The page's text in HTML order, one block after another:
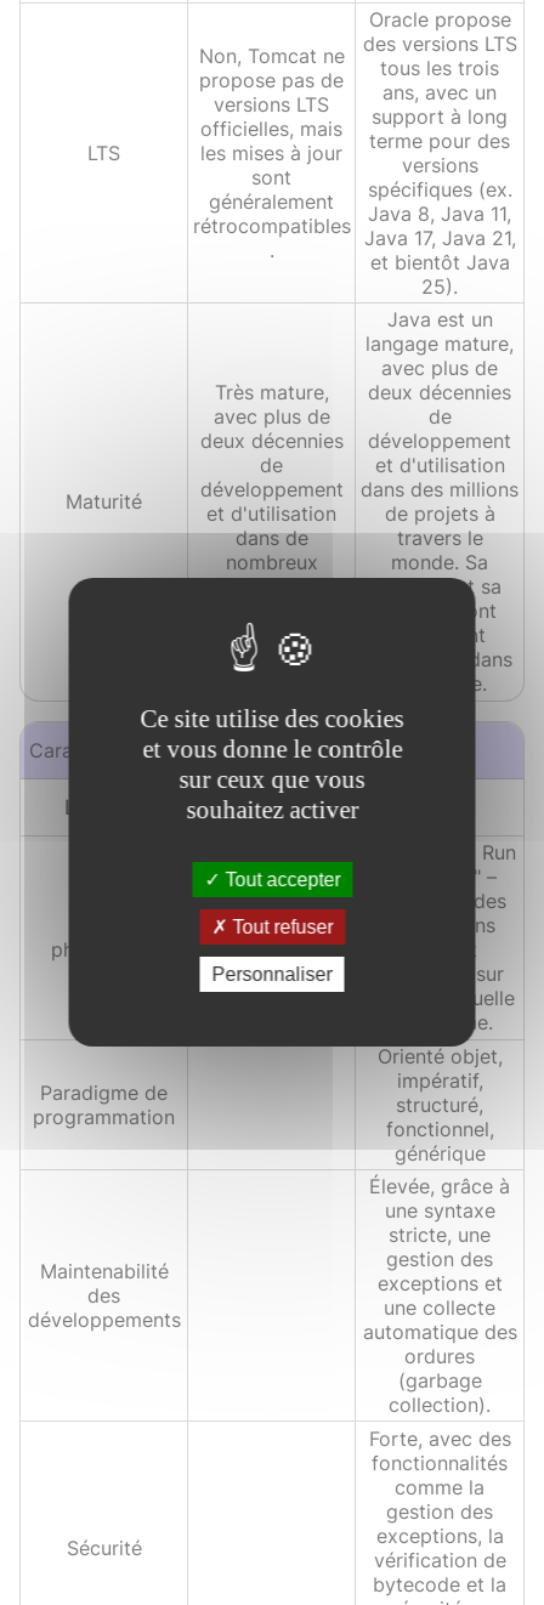
LTS
Non, Tomcat ne
propose pas de
versions LTS
officielles, mais
les mises à jour
sont
généralement
rétrocompatibles
.
Oracle propose
des versions LTS
tous les trois
ans, avec un
support à long
terme pour des
versions
spécifiques (ex.
Java 8, Java 11,
Java 17, Java 21,
et bientôt Java
25).
Maturité
Très mature,
avec plus de
deux décennies
de
développement
et d'utilisation
dans de
nombreux
Java est un
langage mature,
avec plus de
deux décennies
de
développement
et d'utilisation
dans des millions
de projets à
travers le
monde. Sa
stabilité et sa
fiabilité sont
largement
reconnues dans
l'industrie.
Caractéristiques Apache Tomcat
Langage
philosophie
"Write Once, Run
Anywhere" –
Concevoir des
applications
pouvant
s'exécuter sur
n'importe quelle
plateforme.
Paradigme de
programmation
Orienté objet,
impératif,
structuré,
fonctionnel,
générique
Maintenabilité
des
développements
Élevée, grâce à
une syntaxe
stricte, une
gestion des
exceptions et
une collecte
automatique des
ordures
(garbage
collection).
Sécurité
Forte, avec des
fonctionnalités
comme la
gestion des
exceptions, la
vérification de
bytecode et la
Ce site utilise des cookies
et vous donne le contrôle
sur ceux que vous
souhaitez activer
Tout accepter
Tout refuser
Personnaliser